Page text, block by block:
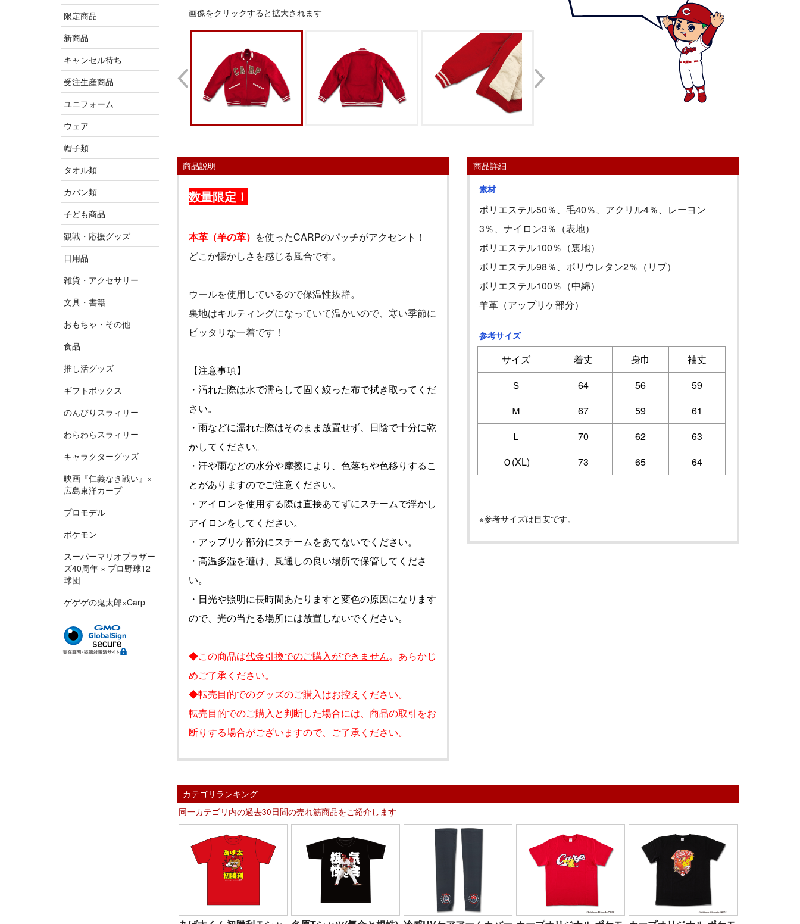
限定商品
新商品
キャンセル待ち
受注生産商品
ユニフォーム
ウェア
帽子類
タオル類
カバン類
子ども商品
観戦・応援グッズ
日用品
雑貨・アクセサリー
文具・書籍
おもちゃ・その他
食品
推し活グッズ
ギフトボックス
のんびりスラィリー
わらわらスラィリー
キャラクターグッズ
映画『仁義なき戦い』×
広島東洋カープ
プロモデル
ポケモン
スーパーマリオブラザー
ズ40周年 × プロ野球12
球団
ゲゲゲの鬼太郎×Carp
画像をクリックすると拡大されます
商品説明
数量限定！
本革（羊の革） を使ったCARPのパッチがアクセント！
どこか懐かしさを感じる風合です。
ウールを使用しているので保温性抜群。
裏地はキルティングになっていて温かいので、寒い季節に
ピッタリな一着です！
【注意事項】
・汚れた際は水で濡らして固く絞った布で拭き取ってくだ
さい。
・雨などに濡れた際はそのまま放置せず、日陰で十分に乾
かしてください。
・汗や雨などの水分や摩擦により、色落ちや色移りするこ
とがありますのでご注意ください。
・アイロンを使用する際は直接あてずにスチームで浮かし
アイロンをしてください。
・アップリケ部分にスチームをあてないでください。
・高温多湿を避け、風通しの良い場所で保管してくださ
い。
・日光や照明に長時間あたりますと変色の原因になります
ので、光の当たる場所には放置しないでください。
◆この商品は代金引換でのご購入ができません。あらかじ
めご了承ください。
◆転売目的でのグッズのご購入はお控えください。
転売目的でのご購入と判断した場合には、商品の取引をお
断りする場合がございますので、ご了承ください。
商品詳細
素材
ポリエステル50％、毛40％、アクリル4％、レーヨン
3％、ナイロン3％（表地）
ポリエステル100％（裏地）
ポリエステル98％、ポリウレタン2％（リブ）
ポリエステル100％（中綿）
羊革（アップリケ部分）
参考サイズ
サイズ 着丈 身巾
袖丈
Ｓ
64 56
59
Ｍ
67 59
61
Ｌ
70 62
63
Ｏ(XL)
73 65 64
※参考サイズは目安です。
カテゴリランキング
同一カテゴリ内の過去30日間の売れ筋商品をご紹介します